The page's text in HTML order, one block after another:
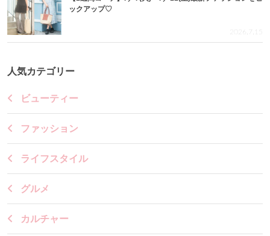
ックアップ♡
2026.7.15
人気カテゴリー
ビューティー
ファッション
ライフスタイル
グルメ
カルチャー